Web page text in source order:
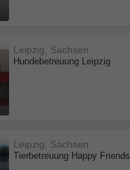
Hundebetreuung Leipzig
Leipzig, Sachsen
Tierbetreuung Happy Friends
Leipzig, Sachsen